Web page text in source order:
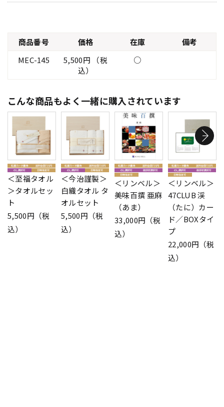
商品番号 価格 在庫
備考
MEC-145
5,500円 （税
込）
○
こんな商品もよく一緒に購入されています
＜至福タオル
＞タオルセッ
ト
5,500円（税
込）
＜今治謹製＞
白織タオル タ
オルセット
5,500円（税
込）
＜リンベル＞
美味百撰 亜麻
（あま）
33,000円（税
込）
＜リンベル＞
47CLUB 渓
（たに）カー
ド／BOXタイ
プ
22,000円（税
込）